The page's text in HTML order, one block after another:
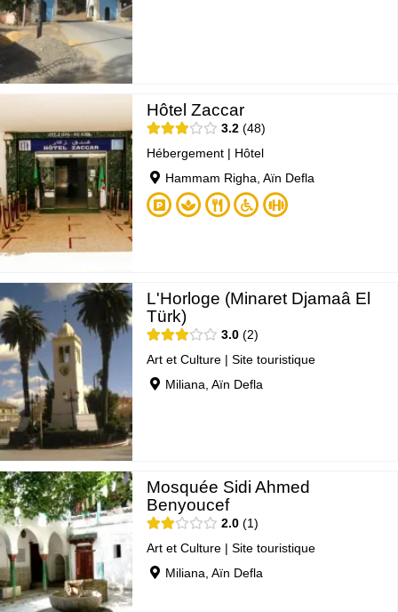
Hôtel Zaccar
3.2 48
Hébergement | Hôtel
Hammam Righa, Aïn Defla
L'Horloge (Minaret Djamaâ El
Türk)
3.0
2
Art et Culture |Site touristique
Miliana, Aïn Defla
Mosquée Sidi Ahmed
Benyoucef
2.0
1
Art et Culture |Site touristique
Miliana, Aïn Defla